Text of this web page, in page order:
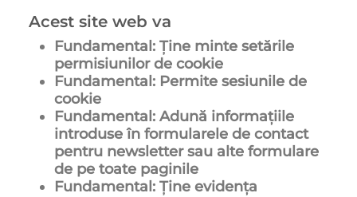
Acest site web va
Fundamental: Ține minte setările
permisiunilor de cookie
Fundamental: Permite sesiunile de
cookie
Fundamental: Adună informațiile
introduse în formularele de contact
pentru newsletter sau alte formulare
de pe toate paginile
Fundamental: Ține evidența